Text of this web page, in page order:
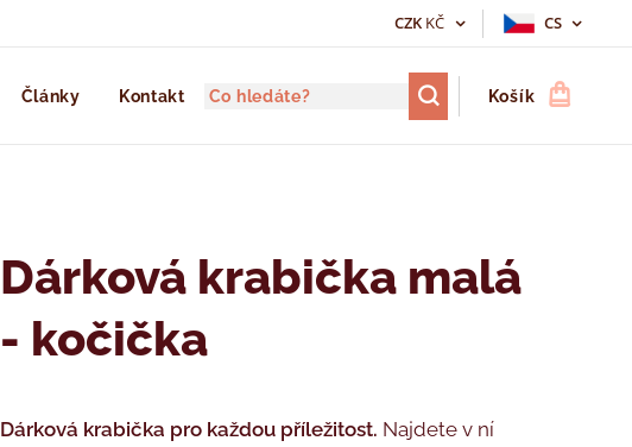
CZK KČ CS
Články Kontakt Košík
Dárková krabička malá
- kočička
Dárková krabička pro každou příležitost. Najdete v ní